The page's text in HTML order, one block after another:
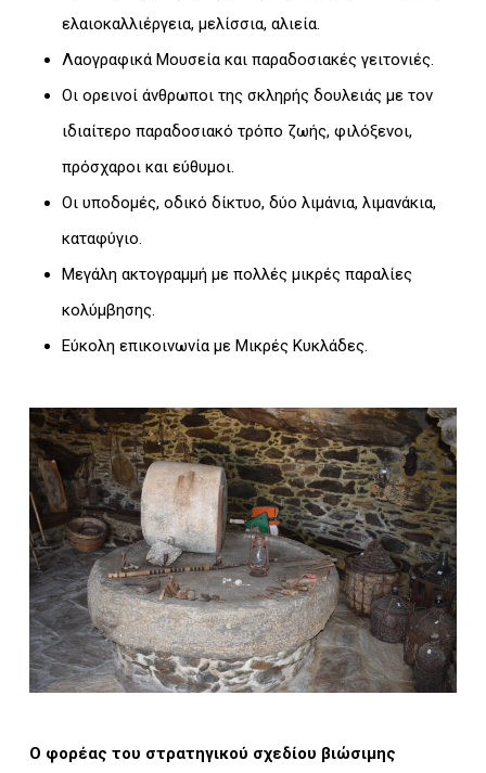
ελαιοκαλλιέργεια, μελίσσια, αλιεία.
Λαογραφικά Μουσεία και παραδοσιακές γειτονιές.
Οι ορεινοί άνθρωποι της σκληρής δουλειάς με τον
ιδιαίτερο παραδοσιακό τρόπο ζωής, φιλόξενοι,
πρόσχαροι και εύθυμοι.
Οι υποδομές, οδικό δίκτυο, δύο λιμάνια, λιμανάκια,
καταφύγιο.
Μεγάλη ακτογραμμή με πολλές μικρές παραλίες
κολύμβησης.
Εύκολη επικοινωνία με Μικρές Κυκλάδες.
Ο φορέας του στρατηγικού σχεδίου βιώσιμης